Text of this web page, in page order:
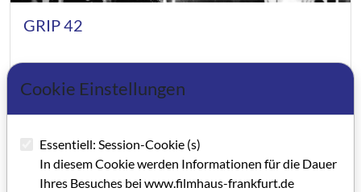
GRIP 42
Entwicklungsschübe für Kreativstandorte
Cookie Einstellungen
Essentiell: Session-Cookie (s)
In diesem Cookie werden Informationen für die Dauer
Ihres Besuches bei www.filmhaus-frankfurt.de